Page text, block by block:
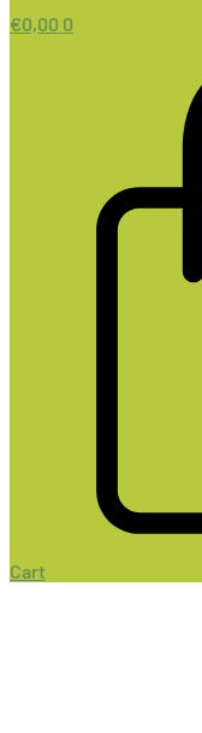
€0,00 0
Cart